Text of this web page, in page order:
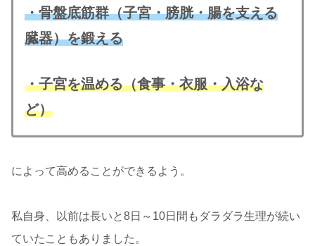
・骨盤底筋群（子宮・膀胱・腸を支える
臓器）を鍛える
・子宮を温める（食事・衣服・入浴な
ど）
によって高めることができるよう。
私自身、以前は長いと8日～10日間もダラダラ生理が続い
ていたこともありました。